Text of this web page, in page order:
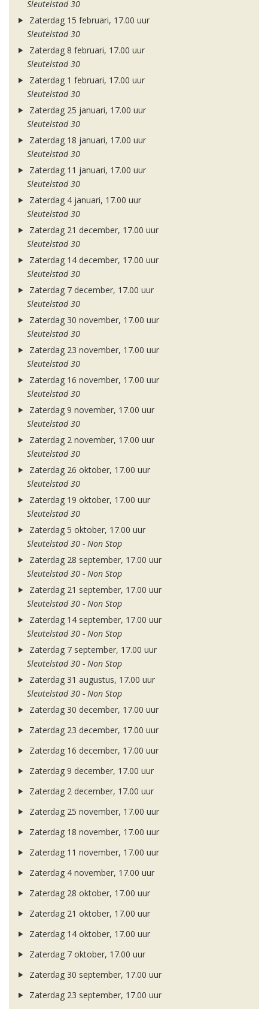
Sleutelstad 30
Zaterdag 15 februari, 17.00 uur
Sleutelstad 30
Zaterdag 8 februari, 17.00 uur
Sleutelstad 30
Zaterdag 1 februari, 17.00 uur
Sleutelstad 30
Zaterdag 25 januari, 17.00 uur
Sleutelstad 30
Zaterdag 18 januari, 17.00 uur
Sleutelstad 30
Zaterdag 11 januari, 17.00 uur
Sleutelstad 30
Zaterdag 4 januari, 17.00 uur
Sleutelstad 30
Zaterdag 21 december, 17.00 uur
Sleutelstad 30
Zaterdag 14 december, 17.00 uur
Sleutelstad 30
Zaterdag 7 december, 17.00 uur
Sleutelstad 30
Zaterdag 30 november, 17.00 uur
Sleutelstad 30
Zaterdag 23 november, 17.00 uur
Sleutelstad 30
Zaterdag 16 november, 17.00 uur
Sleutelstad 30
Zaterdag 9 november, 17.00 uur
Sleutelstad 30
Zaterdag 2 november, 17.00 uur
Sleutelstad 30
Zaterdag 26 oktober, 17.00 uur
Sleutelstad 30
Zaterdag 19 oktober, 17.00 uur
Sleutelstad 30
Zaterdag 5 oktober, 17.00 uur
Sleutelstad 30 - Non Stop
Zaterdag 28 september, 17.00 uur
Sleutelstad 30 - Non Stop
Zaterdag 21 september, 17.00 uur
Sleutelstad 30 - Non Stop
Zaterdag 14 september, 17.00 uur
Sleutelstad 30 - Non Stop
Zaterdag 7 september, 17.00 uur
Sleutelstad 30 - Non Stop
Zaterdag 31 augustus, 17.00 uur
Sleutelstad 30 - Non Stop
Zaterdag 30 december, 17.00 uur
Zaterdag 23 december, 17.00 uur
Zaterdag 16 december, 17.00 uur
Zaterdag 9 december, 17.00 uur
Zaterdag 2 december, 17.00 uur
Zaterdag 25 november, 17.00 uur
Zaterdag 18 november, 17.00 uur
Zaterdag 11 november, 17.00 uur
Zaterdag 4 november, 17.00 uur
Zaterdag 28 oktober, 17.00 uur
Zaterdag 21 oktober, 17.00 uur
Zaterdag 14 oktober, 17.00 uur
Zaterdag 7 oktober, 17.00 uur
Zaterdag 30 september, 17.00 uur
Zaterdag 23 september, 17.00 uur